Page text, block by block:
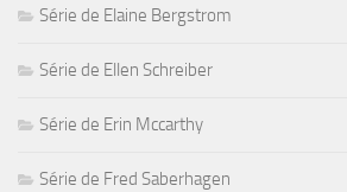
Série de Elaine Bergstrom
Série de Ellen Schreiber
Série de Erin Mccarthy
Série de Fred Saberhagen